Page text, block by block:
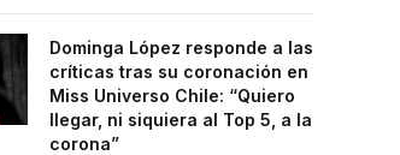
Dominga López responde a las
críticas tras su coronación en
Miss Universo Chile: “Quiero
llegar, ni siquiera al Top 5, a la
corona”